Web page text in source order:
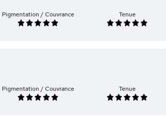
Pigmentation / Couvrance Tenue
Pigmentation / Couvrance Tenue